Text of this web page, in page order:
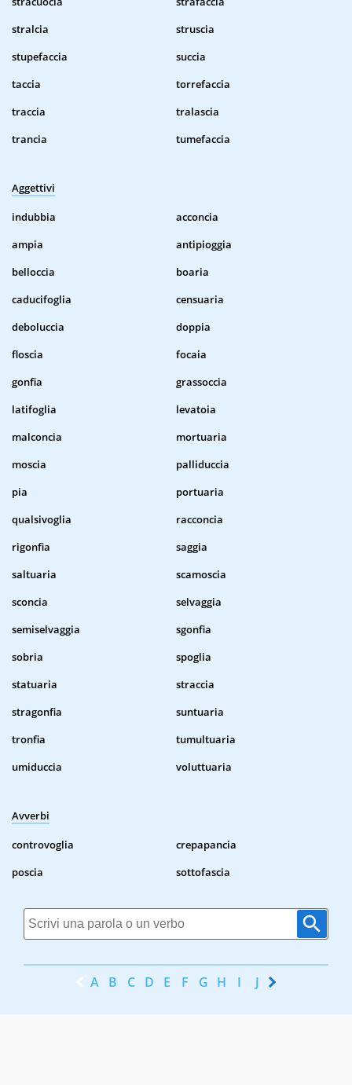
stralcia
struscia
stupefaccia
succia
taccia
torrefaccia
traccia
tralascia
trancia
tumefaccia
Aggettivi
indubbia
acconcia
ampia
antipioggia
belloccia
boaria
caducifoglia
censuaria
deboluccia
doppia
floscia
focaia
gonfia
grassoccia
latifoglia
levatoia
malconcia
mortuaria
moscia
palliduccia
pia
portuaria
qualsivoglia
racconcia
rigonfia
saggia
saltuaria
scamoscia
sconcia
selvaggia
semiselvaggia
sgonfia
sobria
spoglia
statuaria
straccia
stragonfia
suntuaria
tronfia
tumultuaria
umiduccia
voluttuaria
Avverbi
controvoglia
crepapancia
poscia
sottofascia
A B C D E F G H I J K